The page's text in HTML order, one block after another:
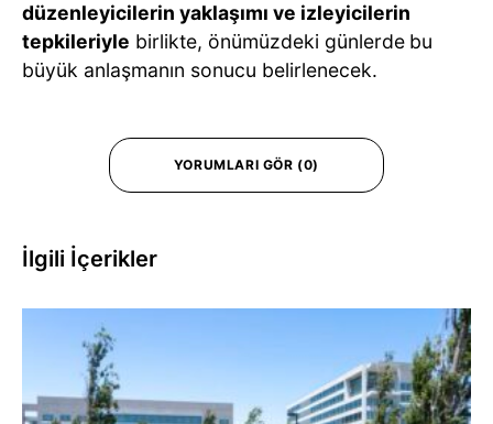
düzenleyicilerin yaklaşımı ve izleyicilerin
tepkileriyle birlikte, önümüzdeki günlerde bu
büyük anlaşmanın sonucu belirlenecek.
YORUMLARI GÖR (0)
İlgili İçerikler